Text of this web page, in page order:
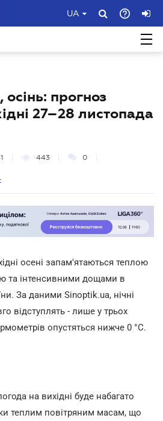
UA
прогноз
27–28 листопада
443 0
осені запам'ятаються теплою
та інтенсивними дощами в
За даними Sinoptik.ua, нічні
відступлять - лише у трьох
опустяться нижче 0 °С.
на вихідні буде набагато
теплим повітряним масам, що